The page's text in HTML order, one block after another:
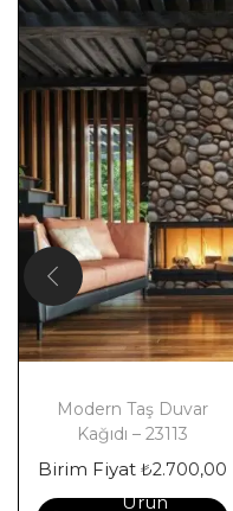
Modern Taş Duvar
Kağıdı – 23113
Birim Fiyat ₺2.700,00
Ürün